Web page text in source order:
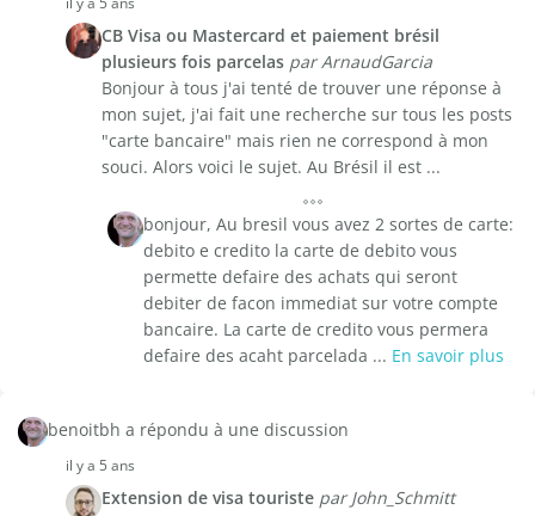
CB Visa ou Mastercard et paiement brésil
plusieurs fois parcelas par ArnaudGarcia
Bonjour à tous j'ai tenté de trouver une réponse à
mon sujet, j'ai fait une recherche sur tous les posts
"carte bancaire" mais rien ne correspond à mon
souci. Alors voici le sujet. Au Brésil il est ...
bonjour, Au bresil vous avez 2 sortes de carte:
debito e credito la carte de debito vous
permette defaire des achats qui seront
debiter de facon immediat sur votre compte
bancaire. La carte de credito vous permera
defaire des acaht parcelada ... En savoir plus
benoitbh a répondu à une discussion
il y a 5 ans
Extension de visa touriste par John_Schmitt